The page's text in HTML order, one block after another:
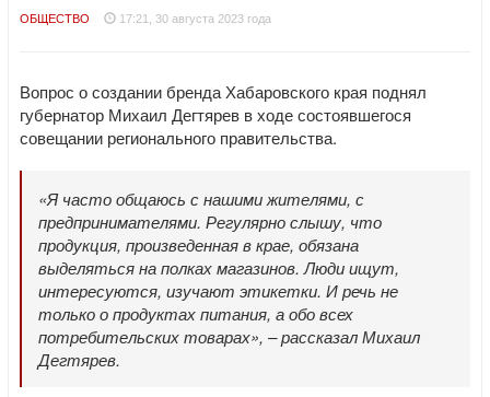
ОБЩЕСТВО 17:21, 30 августа 2023 года
Вопрос о создании бренда Хабаровского края поднял
губернатор Михаил Дегтярев в ходе состоявшегося
совещании регионального правительства.
«Я часто общаюсь с нашими жителями, с
предпринимателями. Регулярно слышу, что
продукция, произведенная в крае, обязана
выделяться на полках магазинов. Люди ищут,
интересуются, изучают этикетки. И речь не
только о продуктах питания, а обо всех
потребительских товарах», – рассказал Михаил
Дегтярев.